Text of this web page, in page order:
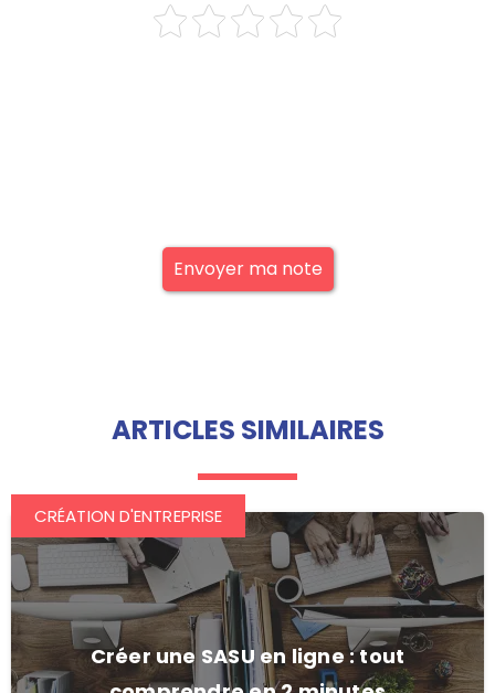
Envoyer ma note
ARTICLES SIMILAIRES
Créer une SASU en ligne : tout
CRÉATION D'ENTREPRISE